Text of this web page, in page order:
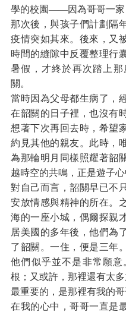
學的校園——因為哥哥一家
那次後，與孩子們計劃隔
疫情突如其來。後來，又
時間的縫隙中反覆整理行
暑假，才終於再次踏上
關。
當時因為父母都生病了，
在韶關的日子裡，也沒有
想著下次再回去時，希望
約見其他的親友。此時，
為那輪明月同樣照耀著韶
越時空的共鳴，正是遊子
對自己而言，韶關早已不
安放情感與精神的所在。
海的一座小城，偶爾探親
居美國的多年後，他們為
了韶關。一住，便是三年
他們似乎並不是非常願
根；又或許，那裡還有太多
最重要的，是那裡有我的哥
在我的心中，哥哥一直是